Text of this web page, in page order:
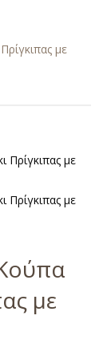
με
με